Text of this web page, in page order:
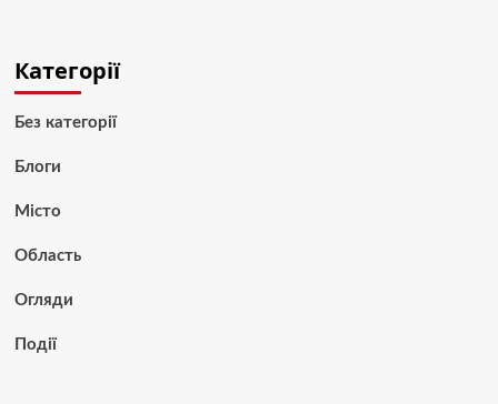
Категорії
Без категорії
Блоги
Місто
Область
Огляди
Події